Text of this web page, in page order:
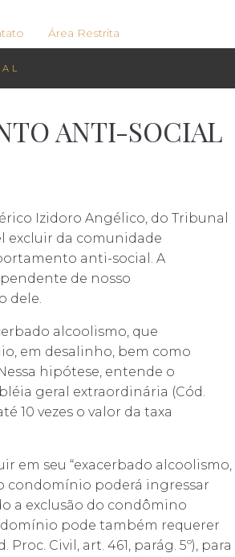
Área Restrita
ANTI-SOCIAL
Izidoro Angélico, do Tribunal
excluir da comunidade
anti-social. A
de nosso
dele.
alcoolismo, que
em desalinho, bem como
hipótese, entende o
geral extraordinária (Cód.
10 vezes o valor da taxa
em seu “exacerbado alcoolismo,
condomínio poderá ingressar
a exclusão do condômino
pode também requerer
Civil, art. 461, parág. 5º), para